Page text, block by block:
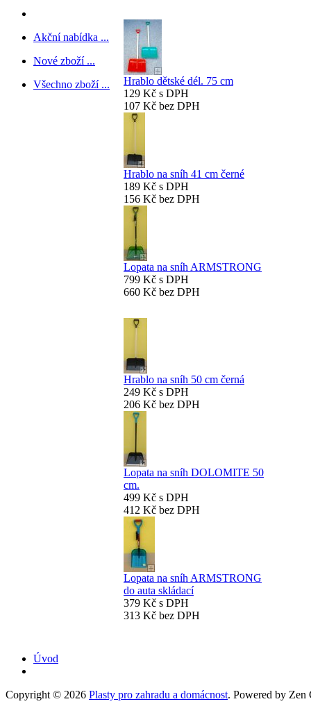
Akční nabídka ...
Nové zboží ...
Všechno zboží ...
Hrablo dětské dél. 75 cm
129 Kč s DPH
107 Kč bez DPH
Hrablo na sníh 41 cm černé
189 Kč s DPH
156 Kč bez DPH
Lopata na sníh ARMSTRONG
799 Kč s DPH
660 Kč bez DPH
Hrablo na sníh 50 cm černá
249 Kč s DPH
206 Kč bez DPH
Lopata na sníh DOLOMITE 50
cm.
499 Kč s DPH
412 Kč bez DPH
Lopata na sníh ARMSTRONG
do auta skládací
379 Kč s DPH
313 Kč bez DPH
Úvod
Copyright © 2026 Plasty pro zahradu a domácnost. Powered by Zen